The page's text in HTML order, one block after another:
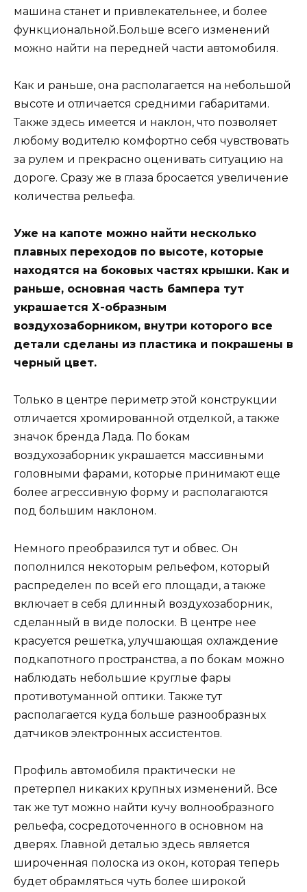
машина станет и привлекательнее, и более
функциональной.Больше всего изменений
можно найти на передней части автомобиля.
Как и раньше, она располагается на небольшой
высоте и отличается средними габаритами.
Также здесь имеется и наклон, что позволяет
любому водителю комфортно себя чувствовать
за рулем и прекрасно оценивать ситуацию на
дороге. Сразу же в глаза бросается увеличение
количества рельефа.
Уже на капоте можно найти несколько
плавных переходов по высоте, которые
находятся на боковых частях крышки. Как и
раньше, основная часть бампера тут
украшается Х-образным
воздухозаборником, внутри которого все
детали сделаны из пластика и покрашены в
черный цвет.
Только в центре периметр этой конструкции
отличается хромированной отделкой, а также
значок бренда Лада. По бокам
воздухозаборник украшается массивными
головными фарами, которые принимают еще
более агрессивную форму и располагаются
под большим наклоном.
Немного преобразился тут и обвес. Он
пополнился некоторым рельефом, который
распределен по всей его площади, а также
включает в себя длинный воздухозаборник,
сделанный в виде полоски. В центре нее
красуется решетка, улучшающая охлаждение
подкапотного пространства, а по бокам можно
наблюдать небольшие круглые фары
противотуманной оптики. Также тут
располагается куда больше разнообразных
датчиков электронных ассистентов.
Профиль автомобиля практически не
претерпел никаких крупных изменений. Все
так же тут можно найти кучу волнообразного
рельефа, сосредоточенного в основном на
дверях. Главной деталью здесь является
широченная полоска из окон, которая теперь
будет обрамляться чуть более широкой